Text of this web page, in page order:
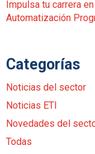
Impulsa tu carrera
Automatización
Categorías
Noticias del sector
Noticias ETI
Novedades del
Todas